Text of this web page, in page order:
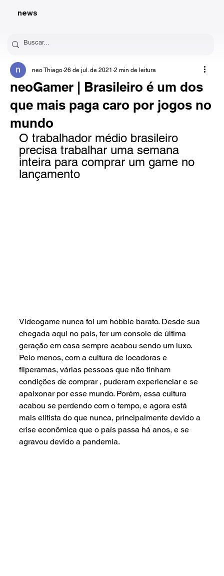
news
neoGamer | Brasileiro é um dos
que mais paga caro por jogos no
mundo
neo Thiago 26 de jul. de 2021 2 min de leitura
O trabalhador médio brasileiro
precisa trabalhar uma semana
inteira para comprar um game no
lançamento
Videogame nunca foi um hobbie barato. Desde sua
chegada aqui no país, ter um console de última
geração em casa sempre acabou sendo um luxo.
Pelo menos, com a cultura de locadoras e
fliperamas, várias pessoas que não tinham
condições de comprar , puderam experienciar e se
apaixonar por esse mundo. Porém, essa cultura
acabou se perdendo com o tempo, e agora está
mais elitista do que nunca, principalmente devido a
crise econômica que o país passa há anos, e se
agravou devido a pandemia.